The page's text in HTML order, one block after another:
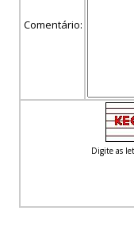
Comentário:
Digite as